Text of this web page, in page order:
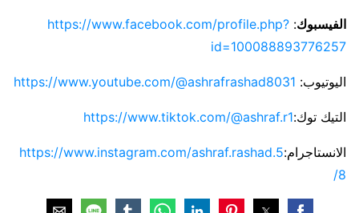
الفيسبوك:
https://www.facebook.com/profile.php?
id=100088893776257
اليوتيوب: https://www.youtube.com/@ashrafrashad8031
التيك توك:https://www.tiktok.com/@ashraf.r1
الانستاجرام:https://www.instagram.com/ashraf.rashad.5
8/